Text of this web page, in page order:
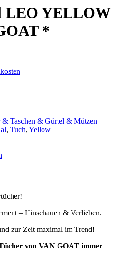
LEO YELLOW
*
& Taschen & Gürtel & Mützen
, Tuch, Yellow
– Hinschauen & Verlieben.
zur Zeit maximal im Trend!
von VAN GOAT immer